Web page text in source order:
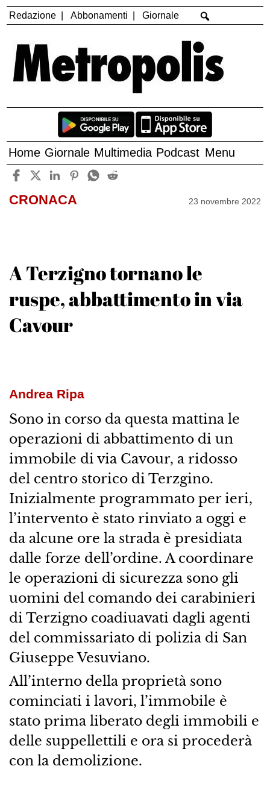
Redazione Abbonamenti Giornale
Home Giornale Multimedia Podcast Menu
CRONACA 23 novembre 2022
A Terzigno tornano le
ruspe, abbattimento in via
Cavour
Andrea Ripa
Sono in corso da questa mattina le
operazioni di abbattimento di un
immobile di via Cavour, a ridosso
del centro storico di Terzgino.
Inizialmente programmato per ieri,
l’intervento è stato rinviato a oggi e
da alcune ore la strada è presidiata
dalle forze dell’ordine. A coordinare
le operazioni di sicurezza sono gli
uomini del comando dei carabinieri
di Terzigno coadiuavati dagli agenti
del commissariato di polizia di San
Giuseppe Vesuviano.
All’interno della proprietà sono
cominciati i lavori, l’immobile è
stato prima liberato degli immobili e
delle suppellettili e ora si procederà
con la demolizione.